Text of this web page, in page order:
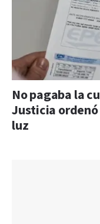
No pagaba la
Justicia
luz